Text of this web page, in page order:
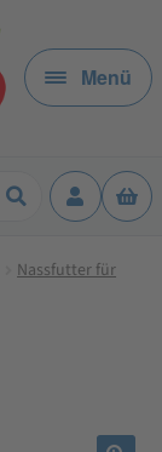
Menü
Nassfutter für